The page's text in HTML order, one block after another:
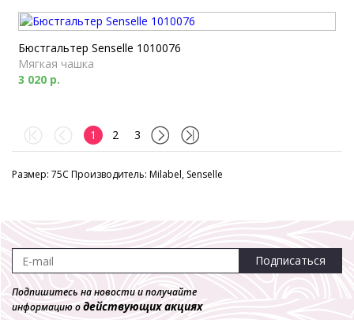
Бюстгальтер Senselle 1010076
Мягкая чашка
3 020 р.
1 2 3
Размер: 75C Производитель: Milabel, Senselle
Подписаться
Подпишитесь на новости и получайте
информацию одействующих акциях